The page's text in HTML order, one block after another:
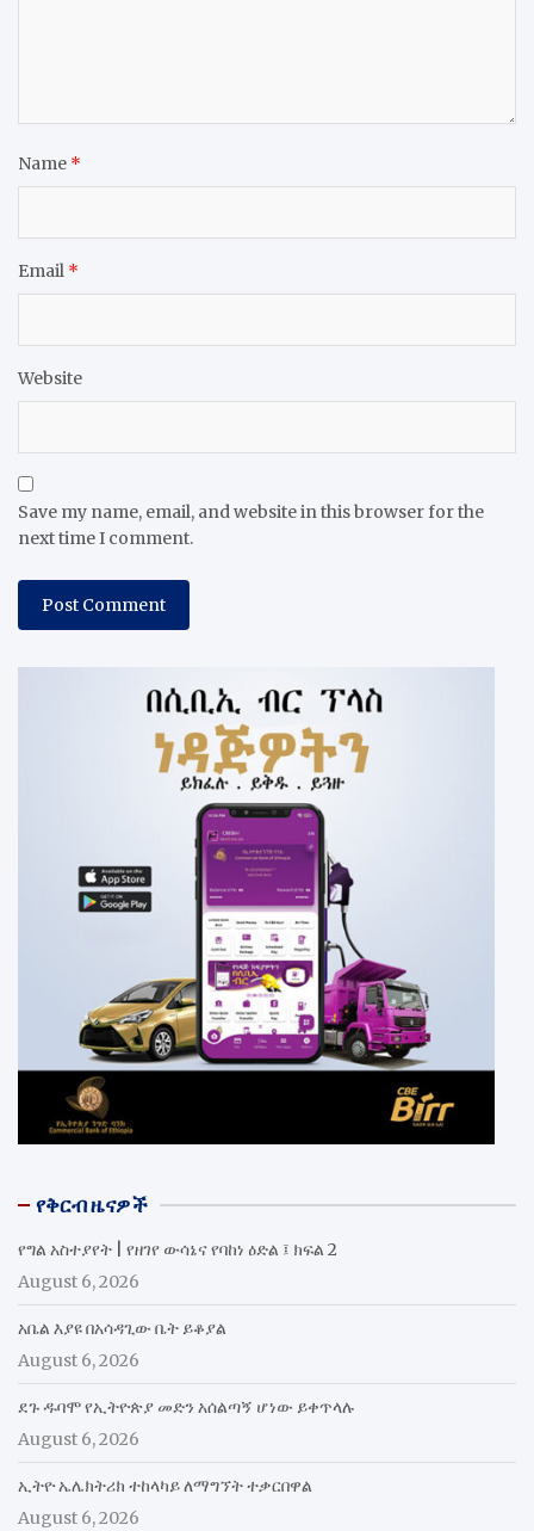
Name *
Email *
Website
Save my name, email, and website in this browser for the
next time I comment.
የቅርብ ዜናዎች
የግል አስተያየት | የዘገየ ውሳኔና የባከነ ዕድል ፤ ክፍል 2
August 6, 2026
አቤል እያዩ በአሳዳጊው ቤት ይቆያል
August 6, 2026
ደጉ ዱባሞ የኢትዮጵያ መድን አሰልጣኝ ሆነው ይቀጥላሉ
August 6, 2026
ኢትዮ ኤሌክትሪክ ተከላካይ ለማግኘት ተቃርበዋል
August 6, 2026